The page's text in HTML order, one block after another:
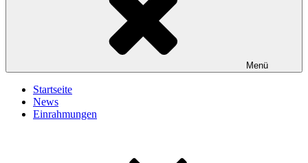
Menü
Startseite
News
Einrahmungen